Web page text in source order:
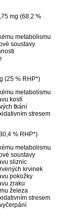
mg (68,2 %
metabolismu
soustavy
(25 % RHP*)
metabolismu
kostí
tkání
stresem
% RHP*)
metabolismu
soustavy
sliznic
krvinek
pokožky
zraku
železa
stresem